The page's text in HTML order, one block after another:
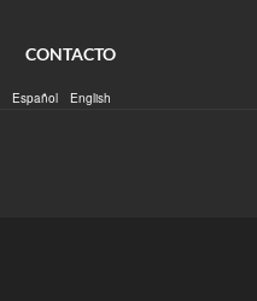
Español English
CONTACTO